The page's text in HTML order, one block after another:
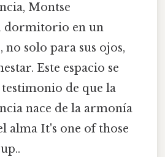
Montse
dormitorio en un
no solo para sus ojos,
Este espacio se
de que la
nace de la armonía
alma It's one of those